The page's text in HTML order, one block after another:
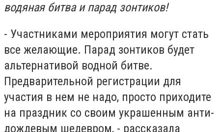
водяная битва и парад зонтиков!
- Участниками мероприятия могут стать
все желающие. Парад зонтиков будет
альтернативой водной битве.
Предварительной регистрации для
участия в нем не надо, просто приходите
на праздник со своим украшенным анти-
дождевым шедевром, - рассказала